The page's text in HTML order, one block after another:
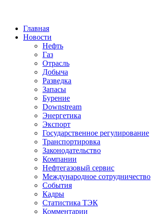
Главная
Новости
Нефть
Газ
Отрасль
Добыча
Разведка
Запасы
Бурение
Downstream
Энергетика
Экспорт
Государственное регулирование
Транспортировка
Законодательство
Компании
Нефтегазовый сервис
Международное сотрудничество
События
Кадры
Статистика ТЭК
Комментарии